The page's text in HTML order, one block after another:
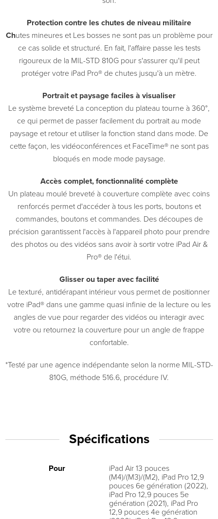
Protection contre les chutes de niveau militaire
Chutes mineures et Les bosses ne sont pas un problème pour
ce cas solide et structuré. En fait, l'affaire passe les tests
rigoureux de la MIL-STD 810G pour s'assurer qu'il peut
protéger votre iPad Pro® de chutes jusqu'à un mètre.
Portrait et paysage faciles à visualiser
Le système breveté La conception du plateau tourne à 360°,
ce qui permet de passer facilement du portrait au mode
paysage et retour et utiliser la fonction stand dans mode. De
cette façon, les vidéoconférences et FaceTime® ne sont pas
bloqués en mode mode paysage.
Accès complet, fonctionnalité complète
Un plateau moulé breveté à couverture complète avec coins
renforcés permet d'accéder à tous les ports, boutons et
commandes, boutons et commandes. Des découpes de
précision garantissent l'accès à l'appareil photo pour prendre
des photos ou des vidéos sans avoir à sortir votre iPad Air &
Pro® de l'étui.
Glisser ou taper avec facilité
Le texturé, antidérapant intérieur vous permet de positionner
votre iPad® dans une gamme quasi infinie de la lecture ou les
angles de vue pour regarder des vidéos ou interagir avec
votre ou retournez la couverture pour un angle de frappe
confortable.
*Testé par une agence indépendante selon la norme MIL-STD-
810G, méthode 516.6, procédure IV.
Spécifications
Pour
iPad Air 13 pouces
(M4)/(M3)/(M2), iPad Pro 12,9
pouces 6e génération (2022),
iPad Pro 12,9 pouces 5e
génération (2021), iPad Pro
12,9 pouces 4e génération